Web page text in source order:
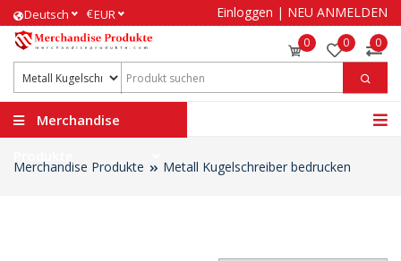
Deutsch €EUR Einloggen | NEU ANMELDEN
0 0 0
Merchandise
Merchandise Produkte Metall Kugelschreiber bedrucken